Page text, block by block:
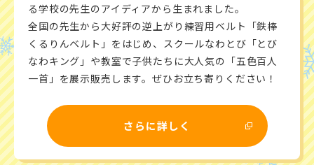
る学校の先生のアイディアから生まれました。
全国の先生から大好評の逆上がり練習用ベルト「鉄棒
くるりんベルト」をはじめ、スクールなわとび「とび
なわキング」や教室で子供たちに大人気の「五色百人
一首」を展示販売します。ぜひお立ち寄りください！
さらに詳しく